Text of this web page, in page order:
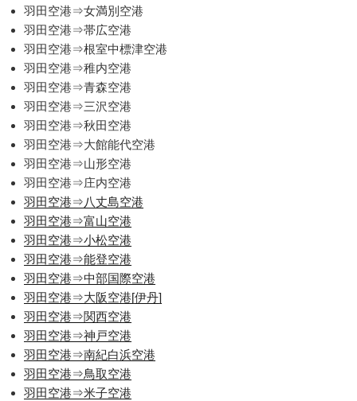
羽田空港⇒女満別空港
羽田空港⇒帯広空港
羽田空港⇒根室中標津空港
羽田空港⇒稚内空港
羽田空港⇒青森空港
羽田空港⇒三沢空港
羽田空港⇒秋田空港
羽田空港⇒大館能代空港
羽田空港⇒山形空港
羽田空港⇒庄内空港
羽田空港⇒八丈島空港
羽田空港⇒富山空港
羽田空港⇒小松空港
羽田空港⇒能登空港
羽田空港⇒中部国際空港
羽田空港⇒大阪空港[伊丹]
羽田空港⇒関西空港
羽田空港⇒神戸空港
羽田空港⇒南紀白浜空港
羽田空港⇒鳥取空港
羽田空港⇒米子空港